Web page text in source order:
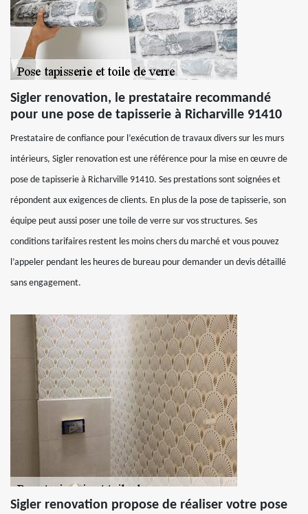
Sigler renovation, le prestataire recommandé
pour une pose de tapisserie à Richarville 91410
Prestataire de confiance pour l’exécution de travaux divers sur les murs
intérieurs, Sigler renovation est une référence pour la mise en œuvre de
pose de tapisserie à Richarville 91410. Ses prestations sont soignées et
répondent aux exigences de clients. En plus de la pose de tapisserie, son
équipe peut aussi poser une toile de verre sur vos structures. Ses
conditions tarifaires restent les moins chers du marché et vous pouvez
l’appeler pendant les heures de bureau pour demander un devis détaillé
sans engagement.
Sigler renovation propose de réaliser votre pose